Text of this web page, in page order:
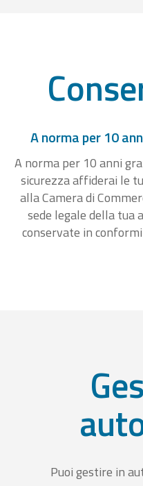
A norma per 10
A norma per 10 anni
sicurezza affiderai le
alla Camera di
sede legale della tua
conservate in
Puoi gestire in